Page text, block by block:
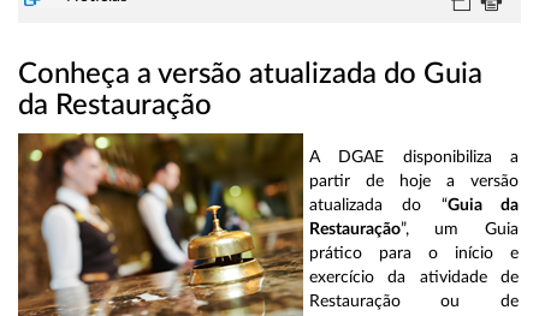
Conheça a versão atualizada do Guia
da Restauração
A DGAE disponibiliza a
partir de hoje a versão
atualizada do “Guia da
Restauração”, um Guia
prático para o início e
exercício da atividade de
Restauração ou de